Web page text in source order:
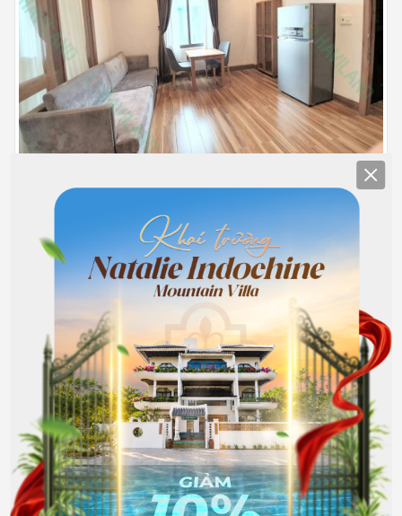
5F
Đầy đủ nội thất
8.000.000
đồng/Tháng Hết phòng